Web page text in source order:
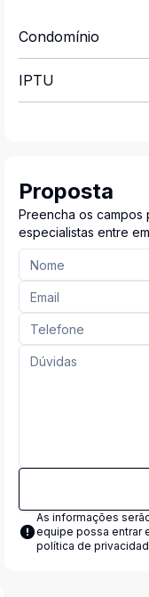
Condomínio
IPTU
Proposta
Preencha os campos
especialistas entre
As informações
equipe possa entrar
política de